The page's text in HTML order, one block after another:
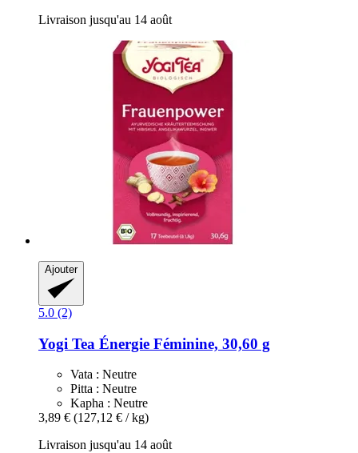
Livraison jusqu'au 14 août
Ajouter
5.0 (2)
Yogi Tea Énergie Féminine, 30,60 g
Vata : Neutre
Pitta : Neutre
Kapha : Neutre
3,89 € (127,12 € / kg)
Livraison jusqu'au 14 août